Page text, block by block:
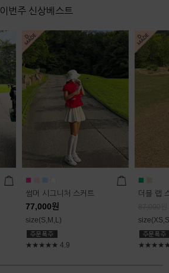
이번주 신상베스트
썸머 시그니처 스커트
77,000원
size(S,M,L)
★★★★★ 4.9
더블 랩